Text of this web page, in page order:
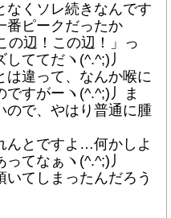
くソレ続きなんです
ピークだったか
の辺！この辺！」っ
ててだヽ(^.^;)丿
違って、なんか喉に
すがーヽ(^.^;)丿ま
ので、やはり普通に腫
んとですよ…何かしよ
てなぁヽ(^.^;)丿
てしまったんだろう